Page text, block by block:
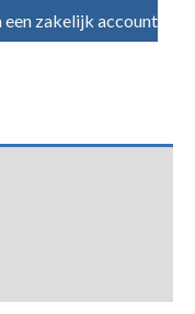
een zakelijk account